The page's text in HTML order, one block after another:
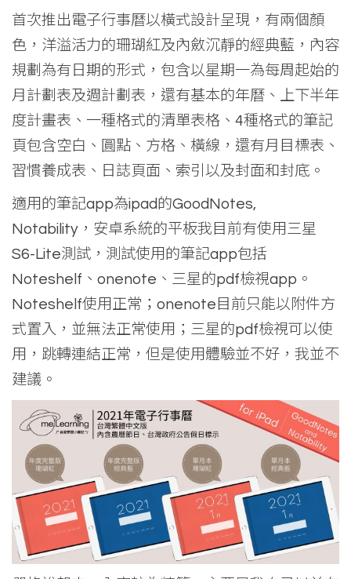
首次推出電子行事曆以橫式設計呈現，有兩個顏
色，洋溢活力的珊瑚紅及內斂沉靜的經典藍，內容
規劃為有日期的形式，包含以星期一為每周起始的
月計劃表及週計劃表，還有基本的年曆、上下半年
度計畫表、一種格式的清單表格、4種格式的筆記
頁包含空白、圓點、方格、橫線，還有月目標表、
習慣養成表、日誌頁面、索引以及封面和封底。
適用的筆記app為ipad的GoodNotes,
Notability，安卓系統的平板我目前有使用三星
S6-Lite測試，測試使用的筆記app包括
Noteshelf、onenote、三星的pdf檢視app。
Noteshelf使用正常；onenote目前只能以附件方
式置入，並無法正常使用；三星的pdf檢視可以使
用，跳轉連結正常，但是使用體驗並不好，我並不
建議。